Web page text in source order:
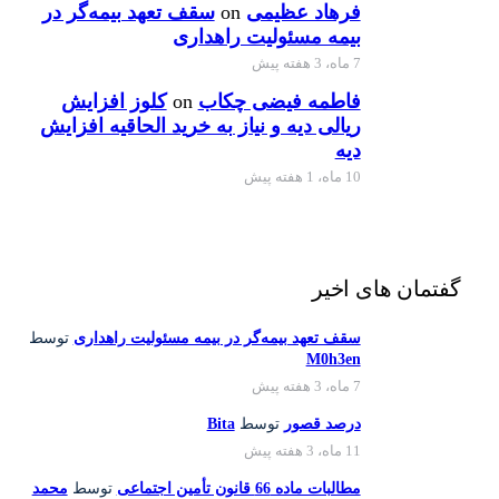
فرهاد عظیمیon
سقف تعهد بیمه‌گر در
بیمه مسئولیت راهداری
7 ماه، 3 هفته پیش
فاطمه فیضی چکابon
کلوز افزایش
ریالی دیه و نیاز به خرید الحاقیه افزایش
دیه
10 ماه، 1 هفته پیش
گفتمان های اخیر
سقف تعهد بیمه‌گر در بیمه مسئولیت راهداریتوسط
M0h3en
7 ماه، 3 هفته پیش
درصد قصور توسط Bita
11 ماه، 3 هفته پیش
مطالبات ماده 66 قانون تأمین اجتماعی توسط محمد